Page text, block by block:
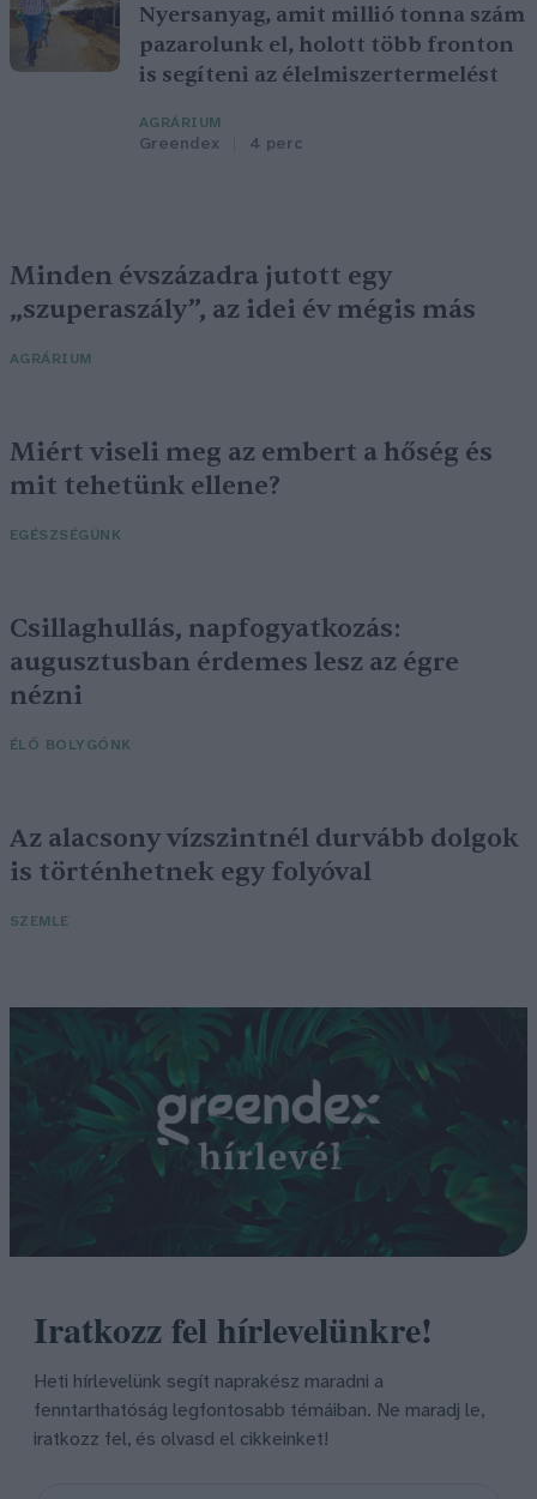
Nyersanyag, amit millió tonna szám
pazarolunk el, holott több fronton
is segíteni az élelmiszertermelést
AGRÁRIUM
Greendex 4 perc
Minden évszázadra jutott egy
„szuperaszály”, az idei év mégis más
AGRÁRIUM
Miért viseli meg az embert a hőség és
mit tehetünk ellene?
EGÉSZSÉGÜNK
Csillaghullás, napfogyatkozás:
augusztusban érdemes lesz az égre
nézni
ÉLŐ BOLYGÓNK
Az alacsony vízszintnél durvább dolgok
is történhetnek egy folyóval
SZEMLE
Iratkozz fel hírlevelünkre!
Heti hírlevelünk segít naprakész maradni a
fenntarthatóság legfontosabb témáiban. Ne maradj le,
iratkozz fel, és olvasd el cikkeinket!